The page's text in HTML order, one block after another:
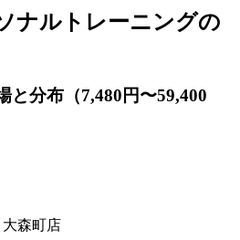
ナルトレーニングの
と分布（7,480円〜59,400
森町店